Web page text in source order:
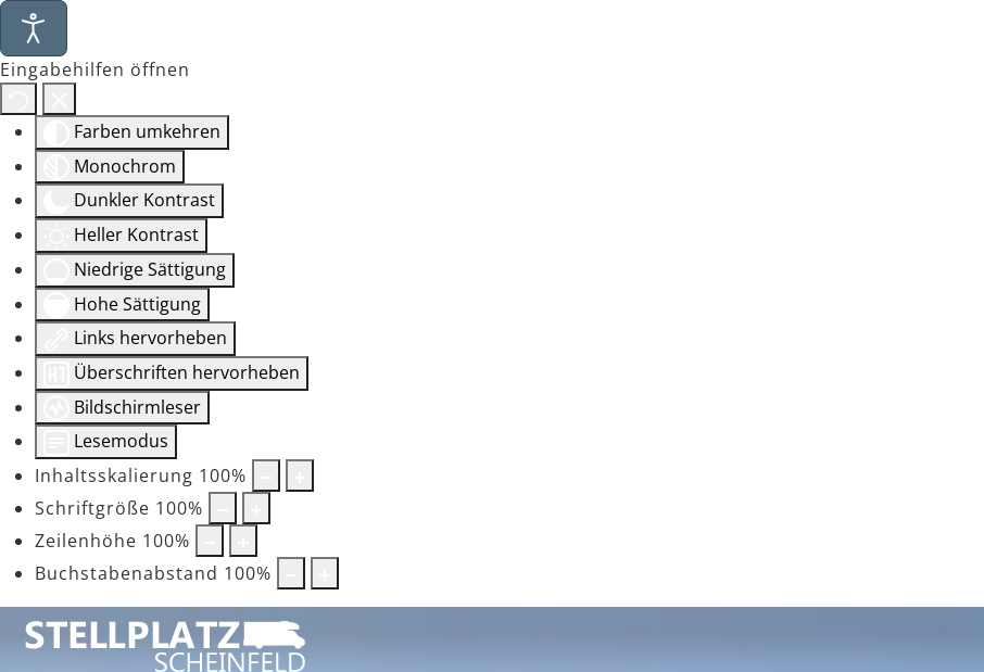
Eingabehilfen öffnen
Farben umkehren
Monochrom
Dunkler Kontrast
Heller Kontrast
Niedrige Sättigung
Hohe Sättigung
Links hervorheben
Überschriften hervorheben
Bildschirmleser
Lesemodus
Inhaltsskalierung 100%
Schriftgröße 100%
Zeilenhöhe 100%
Buchstabenabstand 100%